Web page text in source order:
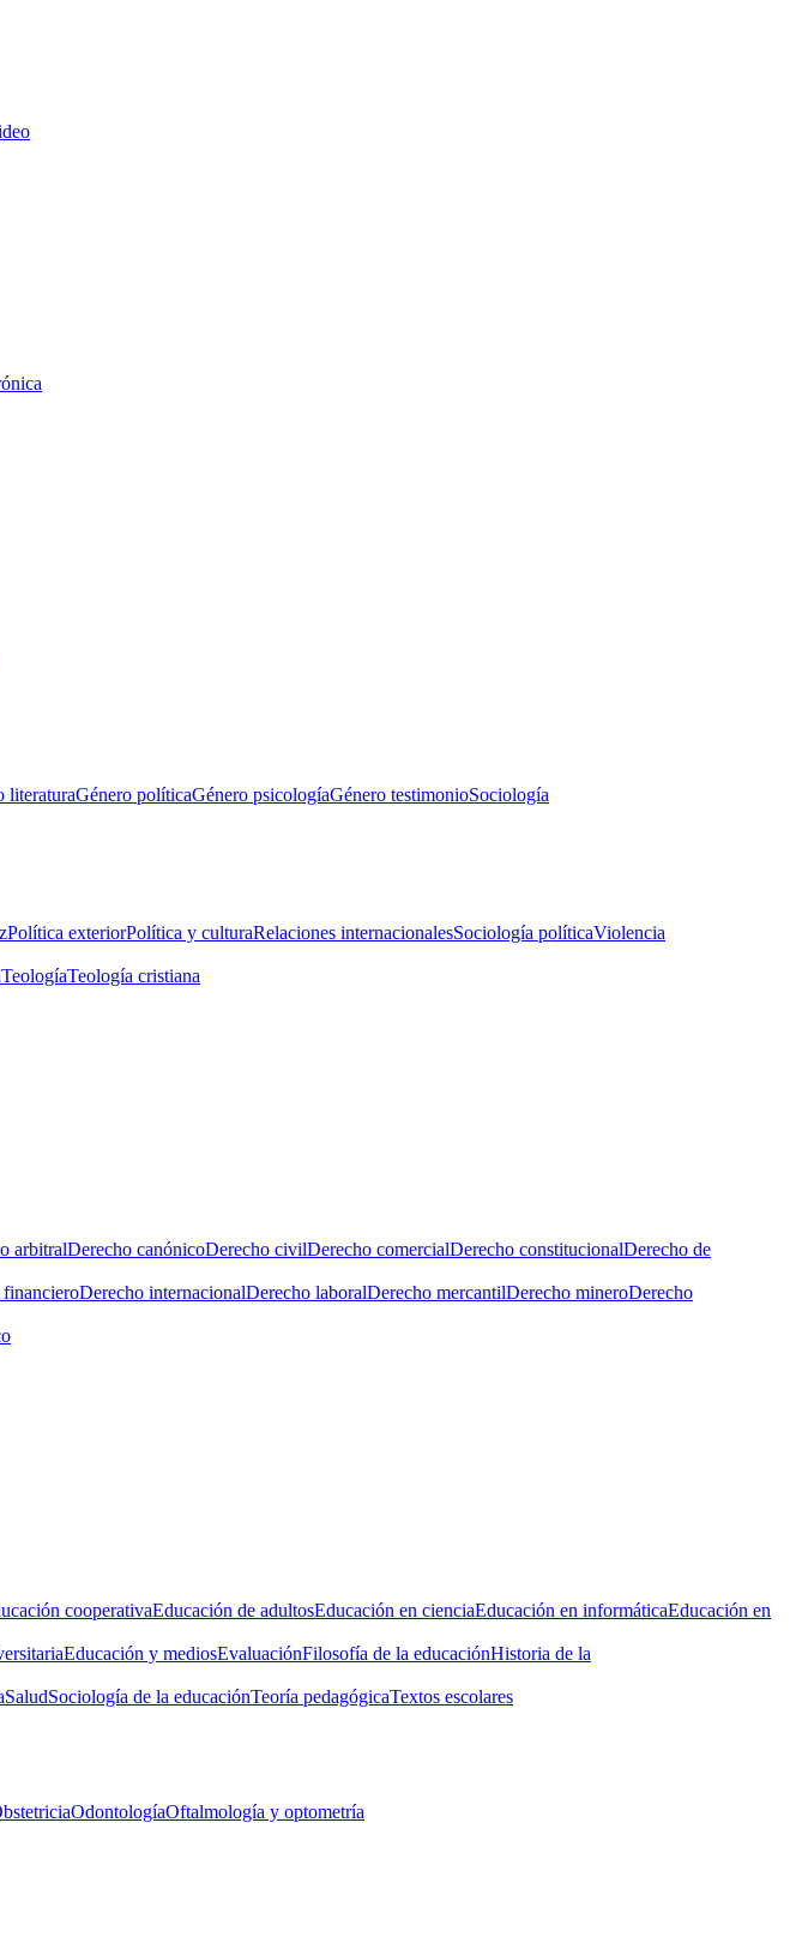
literaturaGénero políticaGénero psicologíaGénero testimonioSociología
Política exteriorPolítica y culturaRelaciones internacionalesSociología políticaViolencia
TeologíaTeología cristiana
arbitralDerecho canónicoDerecho civilDerecho comercialDerecho constitucionalDerecho de
Derecho internacionalDerecho laboralDerecho mercantilDerecho mineroDerecho
cooperativaEducación de adultosEducación en cienciaEducación en informáticaEducación en
Educación y mediosEvaluaciónFilosofía de la educaciónHistoria de la
SaludSociología de la educaciónTeoría pedagógicaTextos escolares
OdontologíaOftalmología y optometría